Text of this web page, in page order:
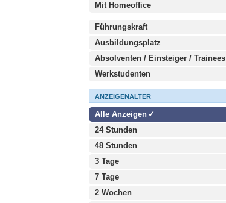
Mit Homeoffice
Führungskraft
Ausbildungsplatz
Absolventen / Einsteiger / Trainees
Werkstudenten
ANZEIGENALTER
Alle Anzeigen
24 Stunden
48 Stunden
3 Tage
7 Tage
2 Wochen